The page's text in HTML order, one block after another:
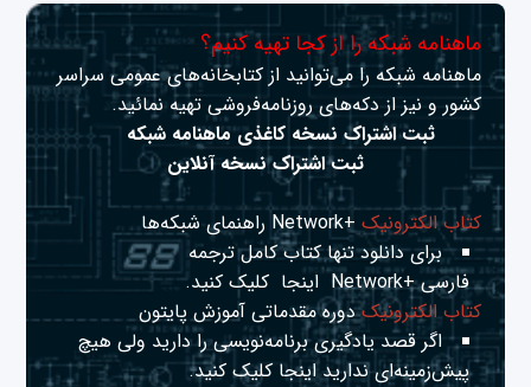
ماهنامه شبکه را از کجا تهیه کنیم؟
ماهنامه شبکه را می‌توانید از کتابخانه‌های عمومی سراسر
کشور و نیز از دکه‌های روزنامه‌فروشی تهیه نمائید.
ثبت اشتراک نسخه کاغذی ماهنامه شبکه
ثبت اشتراک نسخه آنلاین
کتاب الکترونیک+Network راهنمای شبکه‌ها
برای دانلود تنها کتاب کامل ترجمه
فارسی +Network
اینجا کلیک کنید.
کتاب الکترونیکدوره مقدماتی آموزش پایتون
اگر قصد یادگیری برنامه‌نویسی را دارید ولی هیچ
پیش‌زمینه‌ای نداریداینجا کلیک کنید.